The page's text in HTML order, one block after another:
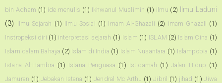
bin Adham (1) ide menulis (1) Ikhwanul Muslimin (1) ilmu (2)
Ilmu Laduni
(3) Ilmu Sejarah (1) Ilmu Sosial (1) Imam Al-Ghazali (2) imam Ghazali (1)
Instropeksi diri (1) interpretasi sejarah (1) Islam (1) ISLAM (2) Islam Cina (1)
Islam dalam Bahaya (2) Islam di India (1) Islam Nusantara (1) Islampobia (1)
Istana Al-Hambra (1) Istana Penguasa (1) Istiqamah (1) Jalan Hidup (1)
Jamuran (1) Jebakan Istana (1) Jendral Mc Arthu (1) Jibril (1) jihad (1) Jiwa